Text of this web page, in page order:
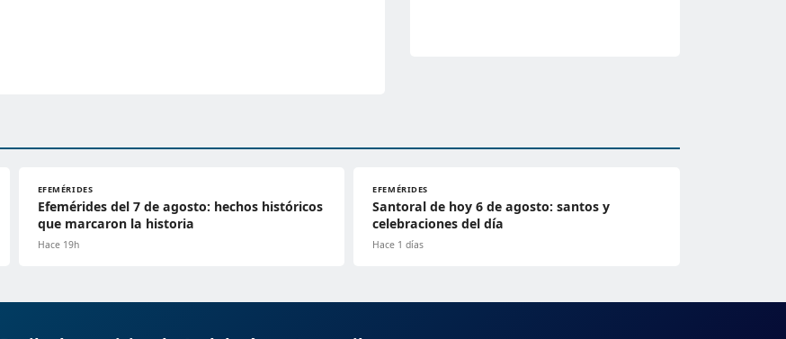
EFEMÉRIDES
Efemérides del 7 de agosto: hechos históricos
que marcaron la historia
Hace 19h
EFEMÉRIDES
Santoral de hoy 6 de agosto: santos y
celebraciones del día
Hace 1 días